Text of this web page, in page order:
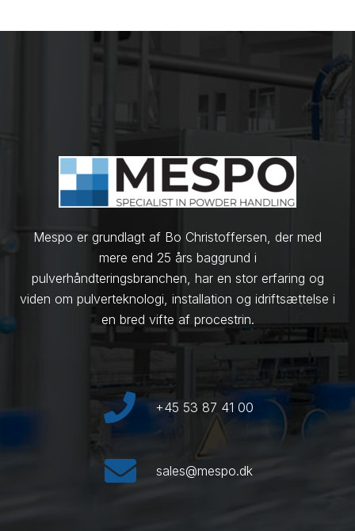
Mespo er grundlagt af Bo Christoffersen, der med
mere end 25 års baggrund i
pulverhåndteringsbranchen, har en stor erfaring og
viden om pulverteknologi, installation og idriftsættelse i
en bred vifte af procestrin.
+45 53 87 41 00
sales@mespo.dk